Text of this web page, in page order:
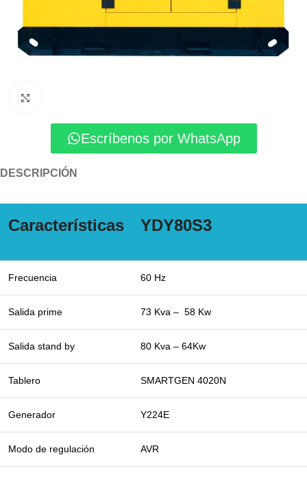
Escríbenos por WhatsApp
DESCRIPCIÓN
Características YDY80S3
Frecuencia 60 Hz
Salida prime 73 Kva – 58 Kw
Salida stand by 80 Kva – 64Kw
Tablero SMARTGEN 4020N
Generador Y224E
Modo de regulación AVR